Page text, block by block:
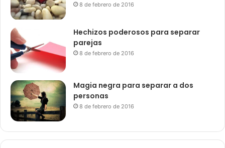
8 de febrero de 2016
Hechizos poderosos para separar
parejas
8 de febrero de 2016
Magia negra para separar a dos
personas
8 de febrero de 2016